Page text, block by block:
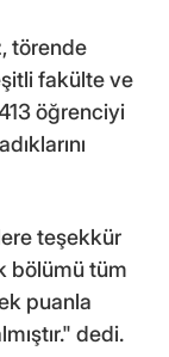
, törende
fakülte ve
öğrenciyi
teşekkür
bölümü tüm
puanla
dedi.